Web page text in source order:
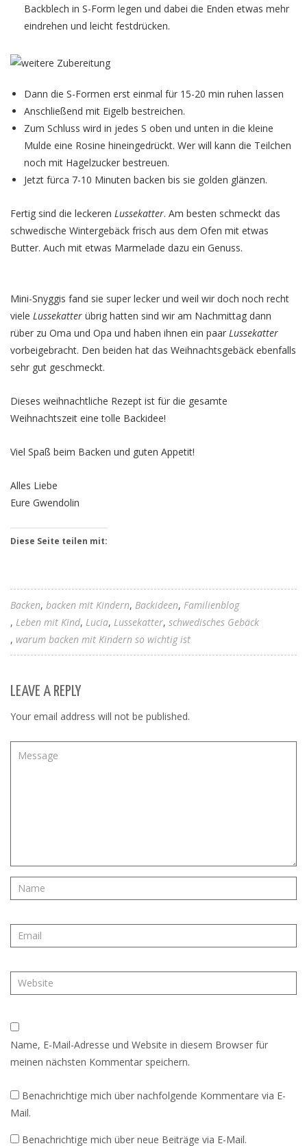
Backblech in S-Form legen und dabei die Enden etwas mehr
eindrehen und leicht festdrücken.
Dann die S-Formen erst einmal für 15-20 min ruhen lassen
Anschließend mit Eigelb bestreichen.
Zum Schluss wird in jedes S oben und unten in die kleine
Mulde eine Rosine hineingedrückt. Wer will kann die Teilchen
noch mit Hagelzucker bestreuen.
Jetzt fürca 7-10 Minuten backen bis sie golden glänzen.
Fertig sind die leckeren Lussekatter. Am besten schmeckt das
schwedische Wintergebäck frisch aus dem Ofen mit etwas
Butter. Auch mit etwas Marmelade dazu ein Genuss.
Mini-Snyggis fand sie super lecker und weil wir doch noch recht
viele Lussekatter übrig hatten sind wir am Nachmittag dann
rüber zu Oma und Opa und haben ihnen ein paar Lussekatter
vorbeigebracht. Den beiden hat das Weihnachtsgebäck ebenfalls
sehr gut geschmeckt.
Dieses weihnachtliche Rezept ist für die gesamte
Weihnachtszeit eine tolle Backidee!
Viel Spaß beim Backen und guten Appetit!
Alles Liebe
Eure Gwendolin
Diese Seite teilen mit:
Backen backen mit Kindern Backideen Familienblog
Leben mit Kind Lucia Lussekatter schwedisches Gebäck
warum backen mit Kindern so wichtig ist
LEAVE A REPLY
Your email address will not be published.
Name, E-Mail-Adresse und Website in diesem Browser für
meinen nächsten Kommentar speichern.
Benachrichtige mich über nachfolgende Kommentare via E-
Mail.
Benachrichtige mich über neue Beiträge via E-Mail.